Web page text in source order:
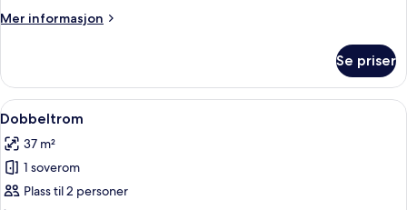
mot
Mer informasjon
Mer
1
soverom,
terrasse,
mot
golfbane
Se priser
Åpne
alle
bildene
av
Dobbeltrom
Sengetøy av topp kvalitet,
4
Dobbeltrom
37 m²
1 soverom
Plass til 2 personer